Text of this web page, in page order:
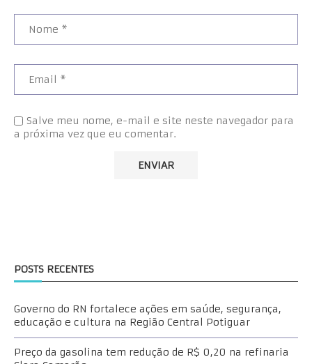
Salve meu nome, e-mail e site neste navegador para
a próxima vez que eu comentar.
POSTS RECENTES
Governo do RN fortalece ações em saúde, segurança,
educação e cultura na Região Central Potiguar
Preço da gasolina tem redução de R$ 0,20 na refinaria